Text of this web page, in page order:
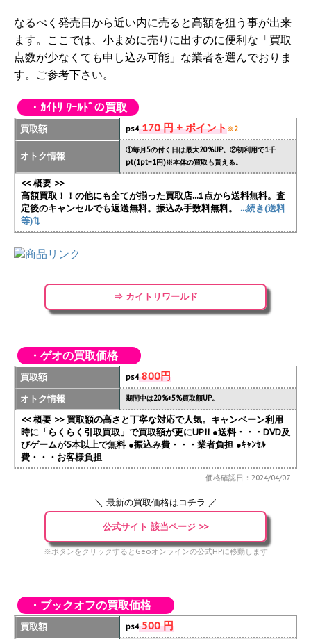
なるべく発売日から近い内に売ると高額を狙う事が出来
ます。ここでは、小まめに売りに出すのに便利な「買取
点数が少なくても申し込み可能」な業者を選んでおりま
す。ご参考下さい。
・ｶｲﾄﾘ ﾜｰﾙﾄﾞの買取
買取額 ps4170 円 + ポイント※2
オトク情報
①毎月5の付く日は最大20%UP。②初利用で1千
pt(1pt=1円)※本体の買取も貰える。
<< 概要 >>
高額買取！！の他にも全てが揃った買取店...1点から送料無料。査
定後のキャンセルでも返送無料。振込み手数料無料。
...続き(送料
等)⇅
⇒ カイトリワールド
・ゲオの買取価格
買取額 ps4800円
オトク情報 期間中は20%+5%買取額UP。
<< 概要 >> 買取額の高さと丁寧な対応で人気。キャンペーン利用
時に「らくらく引取買取」で買取額が更にUP!! ●送料・・・DVD及
びゲームが5本以上で無料 ●振込み費・・・業者負担 ●ｷｬﾝｾﾙ
費・・・お客様負担
価格確認日：2024/04/07
＼ 最新の買取価格はコチラ ／
公式サイト 該当ページ >>
※ボタンをクリックするとGeoオンラインの公式HPに移動します
・ブックオフの買取価格
買取額 ps4500 円